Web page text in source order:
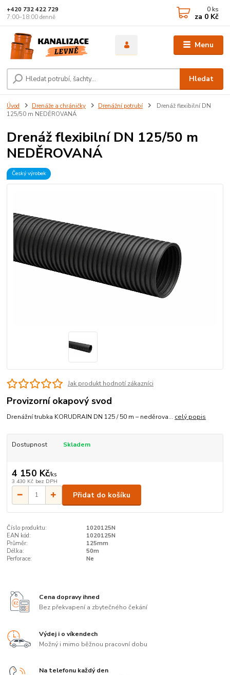
Menu
Hledat
+420 732 422 729
7:00–18:00 denně
0 ks
za 0 Kč
Úvod Drenáže a chráničky Drenážní potrubí
Drenáž flexibilní DN
125/50 m NEDĚROVANÁ
Drenáž flexibilní DN 125/50 m
NEDĚROVANÁ
Český výrobek
Jak produkt hodnotí zákazníci
Provizorní okapový svod
Drenážní trubka KORUDRAIN DN 125 / 50 m – neděrova... celý popis
Dostupnost Skladem
4 150 Kč/ks
3 430 Kč bez DPH
Přidat do košíku
Číslo produktu:
1020125N
EAN kód:
1020125N
Průměr:
125mm
Délka:
50m
Perforace:
Ne
Cena dopravy ihned
Bez překvapení a zbytečného čekání
Výdej i o víkendech
Možný i mimo běžnou pracovní dobu
Na telefonu každý den